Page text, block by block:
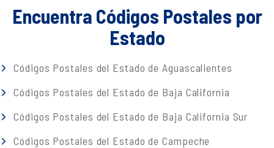
Encuentra Códigos Postales por
Estado
Códigos Postales del Estado de Aguascalientes
Códigos Postales del Estado de Baja California
Códigos Postales del Estado de Baja California Sur
Códigos Postales del Estado de Campeche